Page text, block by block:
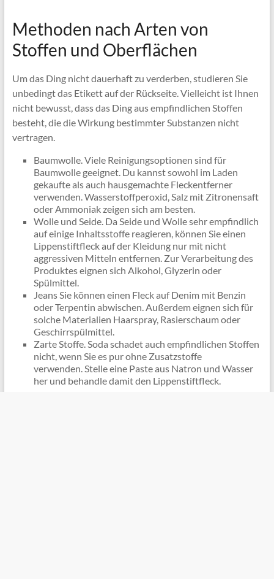
Methoden nach Arten von
Stoffen und Oberflächen
Um das Ding nicht dauerhaft zu verderben, studieren Sie
unbedingt das Etikett auf der Rückseite. Vielleicht ist Ihnen
nicht bewusst, dass das Ding aus empfindlichen Stoffen
besteht, die die Wirkung bestimmter Substanzen nicht
vertragen.
Baumwolle. Viele Reinigungsoptionen sind für
Baumwolle geeignet. Du kannst sowohl im Laden
gekaufte als auch hausgemachte Fleckentferner
verwenden. Wasserstoffperoxid, Salz mit Zitronensaft
oder Ammoniak zeigen sich am besten.
Wolle und Seide. Da Seide und Wolle sehr empfindlich
auf einige Inhaltsstoffe reagieren, können Sie einen
Lippenstiftfleck auf der Kleidung nur mit nicht
aggressiven Mitteln entfernen. Zur Verarbeitung des
Produktes eignen sich Alkohol, Glyzerin oder
Spülmittel.
Jeans Sie können einen Fleck auf Denim mit Benzin
oder Terpentin abwischen. Außerdem eignen sich für
solche Materialien Haarspray, Rasierschaum oder
Geschirrspülmittel.
Zarte Stoffe. Soda schadet auch empfindlichen Stoffen
nicht, wenn Sie es pur ohne Zusatzstoffe
verwenden. Stelle eine Paste aus Natron und Wasser
her und behandle damit den Lippenstiftfleck.